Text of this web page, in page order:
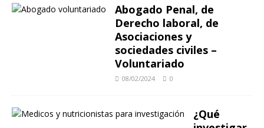
Abogado Penal, de
Derecho laboral, de
Asociaciones y
sociedades civiles –
Voluntariado
08/02/2024 0
¿Qué